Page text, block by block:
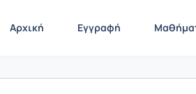
Αρχική Εγγραφή